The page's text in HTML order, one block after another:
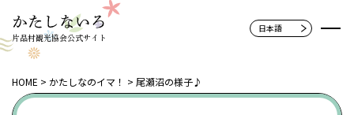
片品村観光協会公式サイト
HOME かたしなのイマ！ 尾瀬沼の様子♪